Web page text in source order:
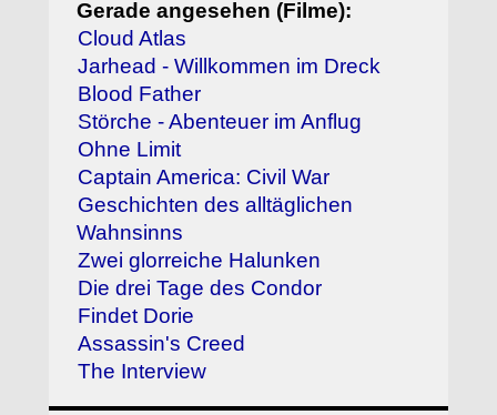
Gerade angesehen (Filme):
Cloud Atlas
Jarhead - Willkommen im Dreck
Blood Father
Störche - Abenteuer im Anflug
Ohne Limit
Captain America: Civil War
Geschichten des alltäglichen
Wahnsinns
Zwei glorreiche Halunken
Die drei Tage des Condor
Findet Dorie
Assassin's Creed
The Interview